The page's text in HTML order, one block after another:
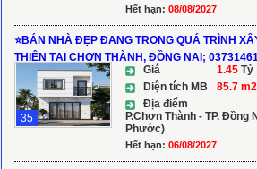
Hết hạn: 08/08/2027
⭐️BÁN NHÀ ĐẸP ĐANG TRONG QUÁ TRÌNH
THIỆN TẠI CHƠN THÀNH, ĐỒNG NAI;
35
Giá 1.45 Tỷ
Diện tích MB
85.7 m2
Địa điểm
P.Chơn Thành - TP. Đồng
Phước)
Hết hạn: 06/08/2027